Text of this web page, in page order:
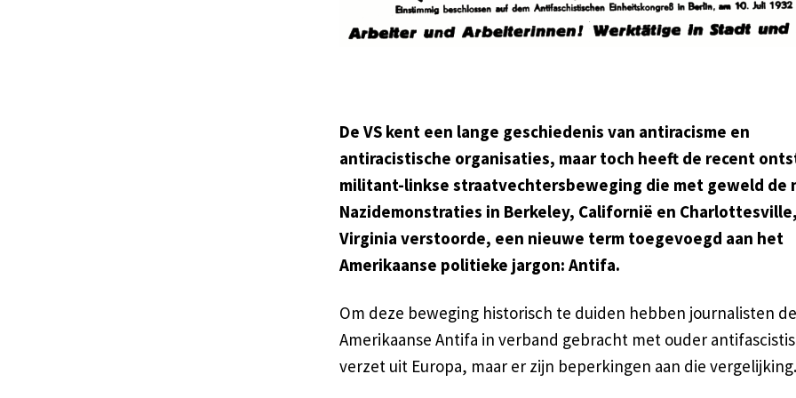
De VS kent een lange geschiedenis van antiracisme en
antiracistische organisaties, maar toch heeft de recent
militant-linkse straatvechtersbeweging die met geweld de
Nazidemonstraties in Berkeley, Californië en Charlottesville,
Virginia verstoorde, een nieuwe term toegevoegd aan het
Amerikaanse politieke jargon: Antifa.
Om deze beweging historisch te duiden hebben journalisten de
Amerikaanse Antifa in verband gebracht met ouder
verzet uit Europa, maar er zijn beperkingen aan die vergelijking.